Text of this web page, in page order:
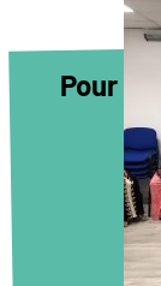
Pour